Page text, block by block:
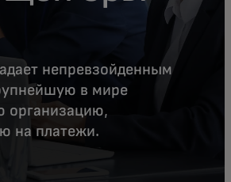
непревзойденным
в мире
организацию,
на платежи.